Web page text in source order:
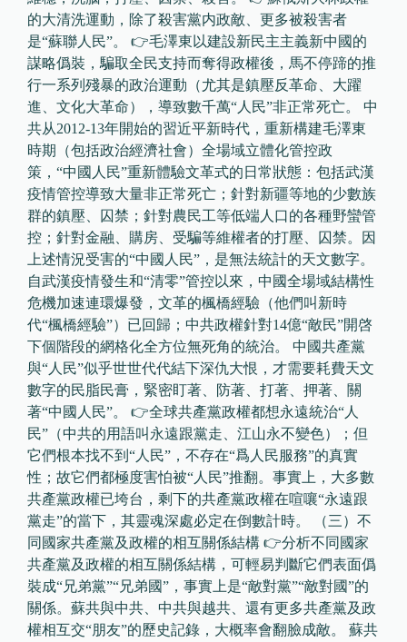
的大清洗運動，除了殺害黨内政敵、更多被殺害者
是“蘇聯人民”。 👉毛澤東以建設新民主主義新中國的
謀略僞裝，騙取全民支持而奪得政權後，馬不停蹄的推
行一系列殘暴的政治運動（尤其是鎮壓反革命、大躍
進、文化大革命），導致數千萬“人民”非正常死亡。 中
共从2012-13年開始的習近平新時代，重新構建毛澤東
時期（包括政治經濟社會）全場域立體化管控政
策，“中國人民”重新體驗文革式的日常狀態：包括武漢
疫情管控導致大量非正常死亡；針對新疆等地的少數族
群的鎮壓、囚禁；針對農民工等低端人口的各種野蠻管
控；針對金融、購房、受騙等維權者的打壓、囚禁。因
上述情況受害的“中國人民”，是無法統計的天文數字。
自武漢疫情發生和“清零”管控以來，中國全場域結構性
危機加速連環爆發，文革的楓橋經驗（他們叫新時
代“楓橋經驗”）已回歸；中共政權針對14億“敵民”開啓
下個階段的網格化全方位無死角的統治。 中國共產黨
與“人民”似乎世世代代結下深仇大恨，才需要耗費天文
數字的民脂民膏，緊密盯著、防著、打著、押著、關
著“中國人民”。 👉全球共產黨政權都想永遠統治“人
民”（中共的用語叫永遠跟黨走、江山永不變色）；但
它們根本找不到“人民”，不存在“爲人民服務”的真實
性；故它們都極度害怕被“人民”推翻。事實上，大多數
共產黨政權已垮台，剩下的共產黨政權在喧嚷“永遠跟
黨走”的當下，其靈魂深處必定在倒數計時。 （三）不
同國家共產黨及政權的相互關係結構 👉分析不同國家
共產黨及政權的相互關係結構，可輕易判斷它們表面僞
裝成“兄弟黨”“兄弟國”，事實上是“敵對黨”“敵對國”的
關係。蘇共與中共、中共與越共、還有更多共產黨及政
權相互交“朋友”的歷史記錄，大概率會翻臉成敵。 蘇共